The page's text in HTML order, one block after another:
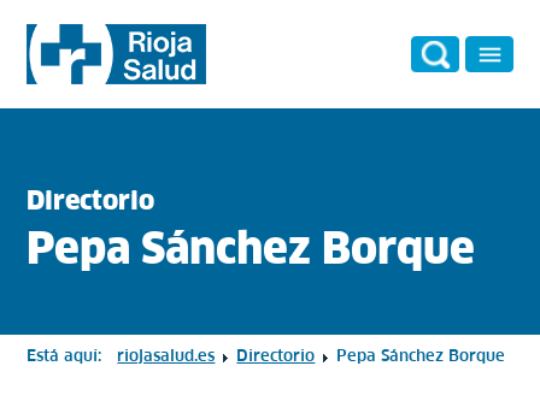
Directorio
Pepa Sánchez Borque
Está aquí: riojasalud.es Directorio Pepa Sánchez Borque